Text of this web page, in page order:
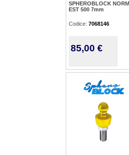
SPHEROBLOCK
EST 500 7mm
Codice: 7068146
85,00 €